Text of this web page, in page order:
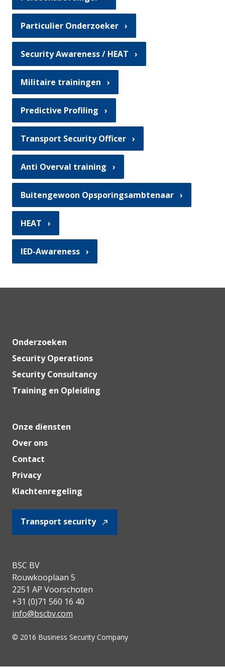
Particulier Onderzoeker
Security Awareness / HEAT
Militaire trainingen
Predictive Profiling
Transport Security Officer
Anti Overval training
Buitengewoon Opsporingsambtenaar
HEAT
IED-Awareness
Onderzoeken
Security Operations
Security Consultancy
Training en Opleiding
Onze diensten
Over ons
Contact
Privacy
Klachtenregeling
Transport security
BSC BV
Rouwkooplaan 5
2251 AP Voorschoten
+31 (0)71 560 16 40
info@bscbv.com
© 2016 Business Security Company